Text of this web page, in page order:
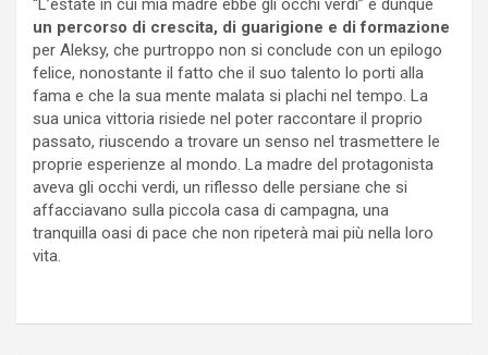
“L’estate in cui mia madre ebbe gli occhi verdi” è dunque
un percorso di crescita, di guarigione e di formazione
per Aleksy, che purtroppo non si conclude con un epilogo
felice, nonostante il fatto che il suo talento lo porti alla
fama e che la sua mente malata si plachi nel tempo. La
sua unica vittoria risiede nel poter raccontare il proprio
passato, riuscendo a trovare un senso nel trasmettere le
proprie esperienze al mondo. La madre del protagonista
aveva gli occhi verdi, un riflesso delle persiane che si
affacciavano sulla piccola casa di campagna, una
tranquilla oasi di pace che non ripeterà mai più nella loro
vita.